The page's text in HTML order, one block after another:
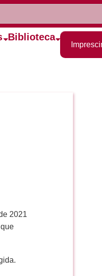
Biblioteca
2021